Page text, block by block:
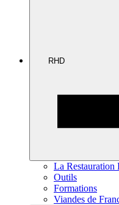
RHD
La
Outils
Formations
Viandes de